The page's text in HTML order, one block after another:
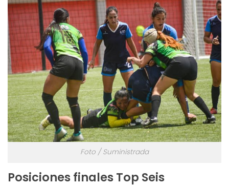
Foto / Suministrada
Posiciones finales Top Seis